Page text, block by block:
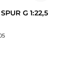
G 1:22,5